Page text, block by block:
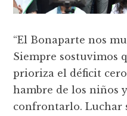
“El Bonaparte nos
Siempre sostuvimos
prioriza el déficit
hambre de los niños
confrontarlo. Luchar